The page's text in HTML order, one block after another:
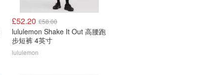
£52.20 £58.00
lululemon Shake It Out 高腰跑
步短裤 4英寸
lululemon